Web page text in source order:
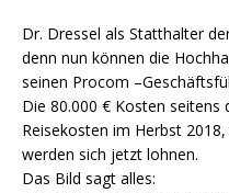
Dr. Dressel als Statthalter
denn nun können die
seinen Procom
Die 80.000 € Kosten
Reisekosten im Herbst
werden sich jetzt lohnen.
Das Bild sagt alles: